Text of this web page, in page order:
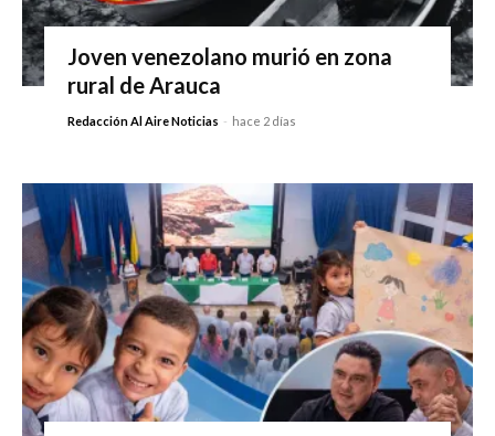
Joven venezolano murió en zona
rural de Arauca
Redacción Al Aire Noticias - hace 2 días